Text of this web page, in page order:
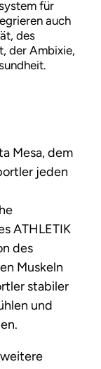
für
auch
des
der Ambixie,
Mesa, dem
jeden
ATHLETIK
des
Muskeln
stabiler
und